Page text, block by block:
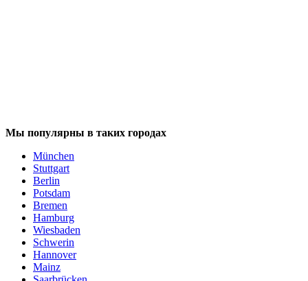
Мы популярны в таких городах
München
Stuttgart
Berlin
Potsdam
Bremen
Hamburg
Wiesbaden
Schwerin
Hannover
Mainz